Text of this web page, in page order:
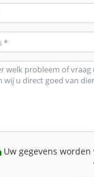
Uw gegevens worden